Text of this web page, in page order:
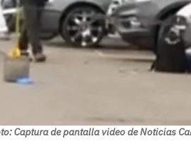
Captura de pantalla video de Noticias